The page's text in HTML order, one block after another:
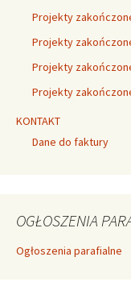
Projekty
Projekty
Projekty
Projekty
KONTAKT
Dane do faktury
OGŁOSZENIA
Ogłoszenia parafialne